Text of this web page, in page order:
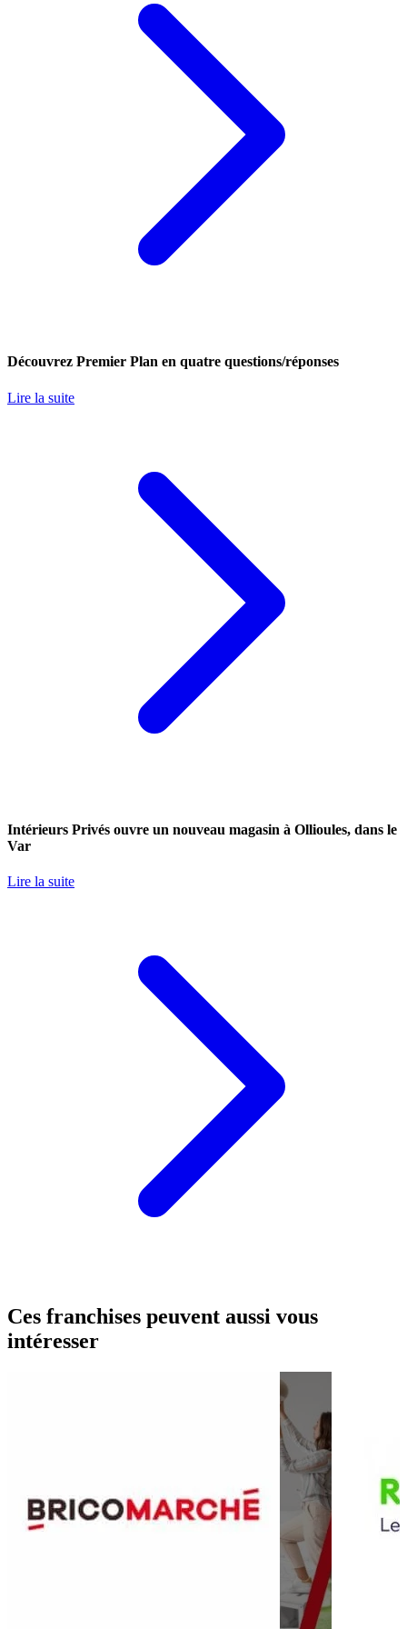
Découvrez Premier Plan en quatre questions/réponses
Lire la suite
Intérieurs Privés ouvre un nouveau magasin à Ollioules, dans le
Var
Lire la suite
Ces franchises peuvent aussi vous
intéresser